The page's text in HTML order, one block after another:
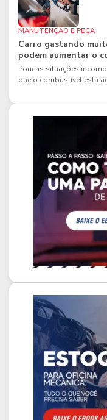
MANUTENÇÃO E PEÇA
Carro gastando
podem aumentar o
Poucas situações
que o combustível está